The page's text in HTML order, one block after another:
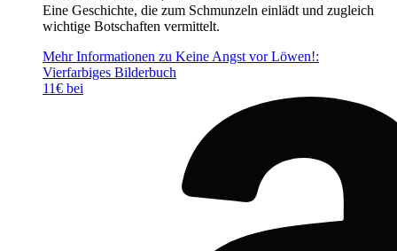
Eine Geschichte, die zum Schmunzeln einlädt und zugleich
wichtige Botschaften vermittelt.
Mehr Informationen zu Keine Angst vor Löwen!:
Vierfarbiges Bilderbuch
11€ bei